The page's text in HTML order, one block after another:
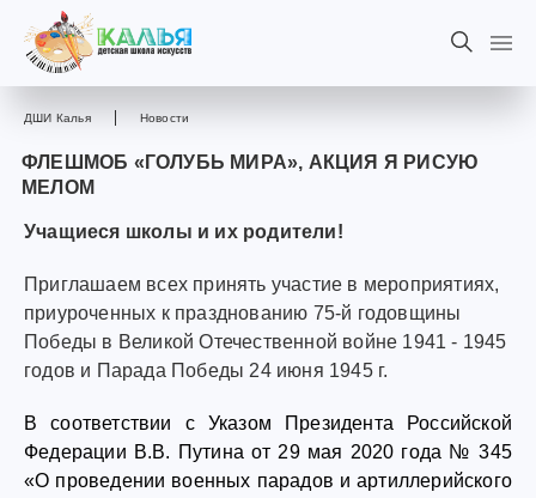
ДШИ Калья Новости
ФЛЕШМОБ «ГОЛУБЬ МИРА», АКЦИЯ Я РИСУЮ
МЕЛОМ
Учащиеся школы и их родители!
Приглашаем всех принять участие в мероприятиях,
приуроченных к празднованию 75-й годовщины
Победы в Великой Отечественной войне 1941 - 1945
годов и Парада Победы 24 июня 1945 г.
В соответствии с Указом Президента Российской
Федерации В.В. Путина от 29 мая 2020 года № 345
«О проведении военных парадов и артиллерийского